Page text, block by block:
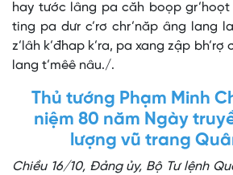
hay tước lâng pa căh boọp
ting pa dưr c’rơ chr’năp âng lang
z’lâh k’đhap k’ra, pa xang zập
lang t’mêê nâu./.
Thủ tướng Phạm Minh
niệm 80 năm Ngày
lượng vũ trang
Chiều 16/10, Đảng ủy, Bộ Tư lệnh